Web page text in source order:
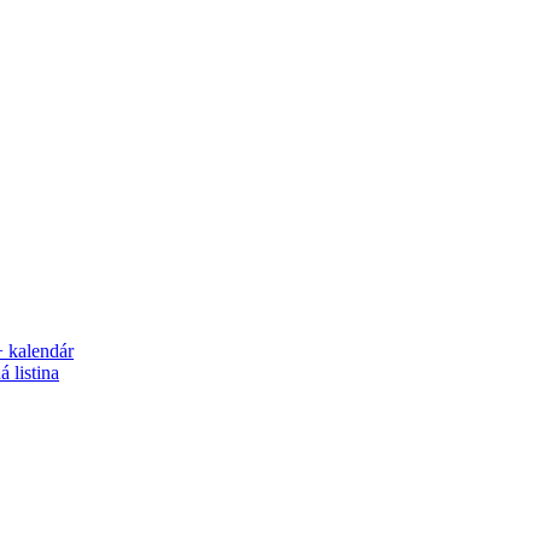
kalendár
listina